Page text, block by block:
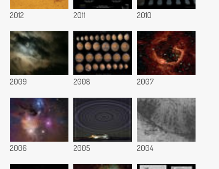
2012 2011 2010
2009 2008 2007
2006 2005 2004